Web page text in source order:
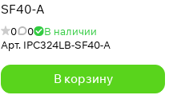
SF40-A
0 0
В наличии
Арт. IPC324LB-SF40-A
В корзину